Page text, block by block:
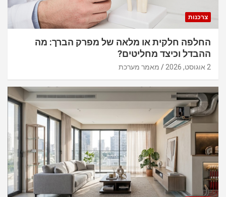
צרכנות
החלפה חלקית או מלאה של מפרק הברך: מה
ההבדל וכיצד מחליטים?
2 אוגוסט, 2026 מאמר מערכת